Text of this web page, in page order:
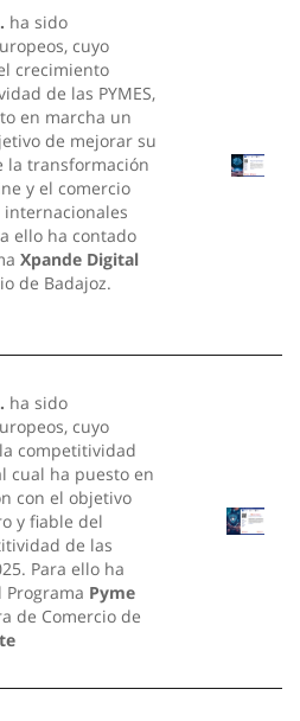
ha sido
cuyo
crecimiento
de las PYMES,
en marcha un
de mejorar su
la transformación
y el comercio
ello ha contado
Xpande Digital
de Badajoz.
ha sido
cuyo
competitividad
cual ha puesto en
con el objetivo
y fiable del
de las
Para ello ha
Programa Pyme
de Comercio de